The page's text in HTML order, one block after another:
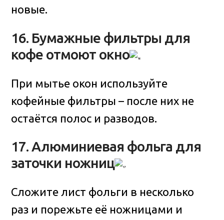
новые.
16. Бумажные фильтры для
кофе отмоют окно
При мытье окон используйте
кофейные фильтры – после них не
остаётся полос и разводов.
17. Алюминиевая фольга для
заточки ножниц
Сложите лист фольги в несколько
раз и порежьте её ножницами и